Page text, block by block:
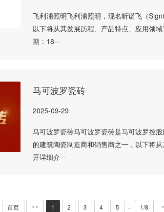
飞利浦照明飞利浦照明，现名昕诺飞（
以下将从其发展历程、产品特点、应用领
期：18···
马可波罗瓷砖
2025-09-29
马可波罗瓷砖马可波罗瓷砖是马可波罗控
的建筑陶瓷制造商和销售商之一，以下将
开详细介···
首页 << 1 2 3 4 5 ··· 1/8